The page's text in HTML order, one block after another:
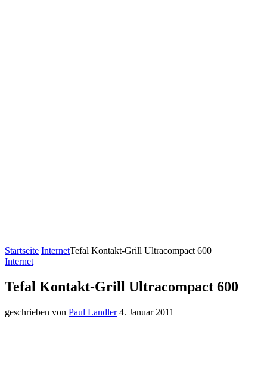
Startseite InternetTefal Kontakt-Grill Ultracompact 600
Internet
Tefal Kontakt-Grill Ultracompact 600
geschrieben von Paul Landler 4. Januar 2011